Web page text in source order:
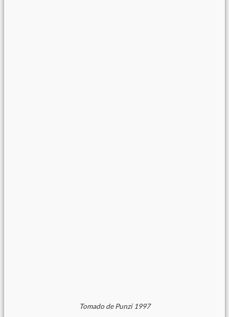
Tomado de Punzi 1997